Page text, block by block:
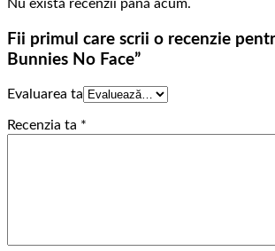
Nu există recenzii până acum.
Fii primul care scrii o recenzie
Bunnies No Face”
Evaluarea ta
Recenzia ta *